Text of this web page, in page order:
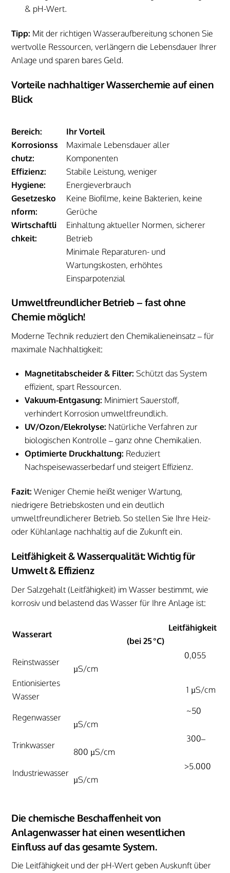
& pH-Wert.
Tipp: Mit der richtigen Wasseraufbereitung schonen Sie
wertvolle Ressourcen, verlängern die Lebensdauer Ihrer
Anlage und sparen bares Geld.
Vorteile nachhaltiger Wasserchemie auf einen
Blick
Bereich:
Korrosionss
chutz:
Effizienz:
Hygiene:
Gesetzesko
nform:
Wirtschaftli
chkeit:
Ihr Vorteil
Maximale Lebensdauer aller
Komponenten
Stabile Leistung, weniger
Energieverbrauch
Keine Biofilme, keine Bakterien, keine
Gerüche
Einhaltung aktueller Normen, sicherer
Betrieb
Minimale Reparaturen- und
Wartungskosten, erhöhtes
Einsparpotenzial
Umweltfreundlicher Betrieb – fast ohne
Chemie möglich!
Moderne Technik reduziert den Chemikalieneinsatz – für
maximale Nachhaltigkeit:
Magnetitabscheider & Filter: Schützt das System
effizient, spart Ressourcen.
Vakuum-Entgasung: Minimiert Sauerstoff,
verhindert Korrosion umweltfreundlich.
UV/Ozon/Elekrolyse: Natürliche Verfahren zur
biologischen Kontrolle – ganz ohne Chemikalien.
Optimierte Druckhaltung: Reduziert
Nachspeisewasserbedarf und steigert Effizienz.
Fazit:Weniger Chemie heißt weniger Wartung,
niedrigere Betriebskosten und ein deutlich
umweltfreundlicherer Betrieb. So stellen Sie Ihre Heiz-
oder Kühlanlage nachhaltig auf die Zukunft ein.
Leitfähigkeit & Wasserqualität: Wichtig für
Umwelt & Effizienz
Der Salzgehalt (Leitfähigkeit) im Wasser bestimmt, wie
korrosiv und belastend das Wasser für Ihre Anlage ist:
Wasserart
Leitfähigkeit
(bei 25 °C)
Reinstwasser
0,055
µS/cm
Entionisiertes
Wasser
1 µS/cm
Regenwasser
~50
µS/cm
Trinkwasser
300–
800 µS/cm
Industriewasser
>5.000
µS/cm
Die chemische Beschaffenheit von
Anlagenwasser hat einen wesentlichen
Einfluss auf das gesamte System.
Die Leitfähigkeit und der pH-Wert geben Auskunft über